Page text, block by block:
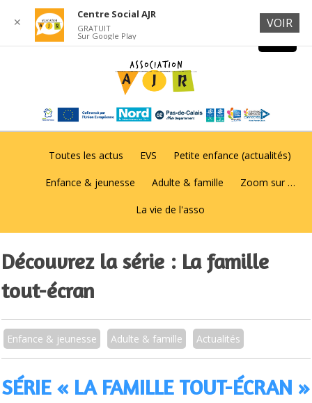
Toutes les actus EVS Petite enfance (actualités)
Enfance & jeunesse Adulte & famille Zoom sur …
La vie de l'asso
Découvrez la série : La famille
tout-écran
Enfance & jeunesse Adulte & famille Actualités
SÉRIE « LA FAMILLE TOUT-ÉCRAN »
✕
Centre Social AJR
GRATUIT
Sur Google Play
VOIR